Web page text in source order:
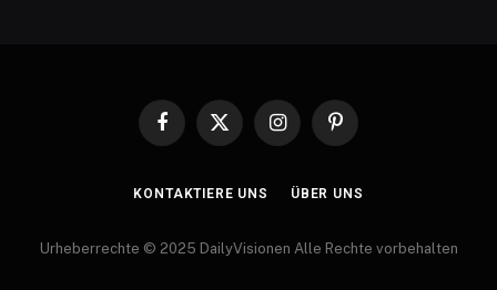
Facebook
X
InstagramPinterest
KONTAKTIERE UNS ÜBER UNS
Urheberrechte © 2025 DailyVisionen Alle Rechte vorbehalten